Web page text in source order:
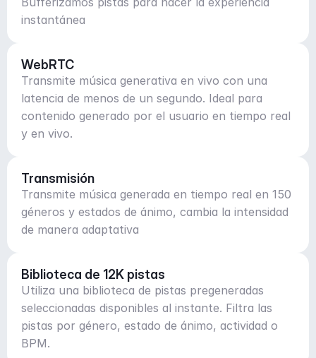
instantánea
WebRTC
Transmite música generativa en vivo con una
latencia de menos de un segundo. Ideal para
contenido generado por el usuario en tiempo real
y en vivo.
Transmisión
Transmite música generada en tiempo real en 150
géneros y estados de ánimo, cambia la intensidad
de manera adaptativa
Biblioteca de 12K pistas
Utiliza una biblioteca de pistas pregeneradas
seleccionadas disponibles al instante. Filtra las
pistas por género, estado de ánimo, actividad o
BPM.